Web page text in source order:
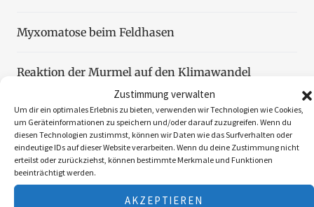
Zustimmung verwalten
Um dir ein optimales Erlebnis zu bieten, verwenden wir Technologien wie Cookies,
um Geräteinformationen zu speichern und/oder darauf zuzugreifen. Wenn du
diesen Technologien zustimmst, können wir Daten wie das Surfverhalten oder
eindeutige IDs auf dieser Website verarbeiten. Wenn du deine Zustimmung nicht
erteilst oder zurückziehst, können bestimmte Merkmale und Funktionen
beeinträchtigt werden.
AKZEPTIEREN
Myxomatose beim Feldhasen
Reaktion der Murmel auf den Klimawandel
Faszination Blattjagd